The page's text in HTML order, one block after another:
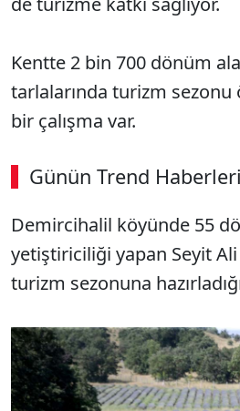
Kentte 2 bin 700 dönüm
tarlalarında turizm sezonu
bir çalışma var.
Günün Trend Haberleri
00:02 / 09:15
Demircihalil köyünde 55
yetiştiriciliği yapan Seyit Ali
turizm sezonuna